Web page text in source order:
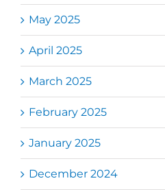
May 2025
April 2025
March 2025
February 2025
January 2025
December 2024